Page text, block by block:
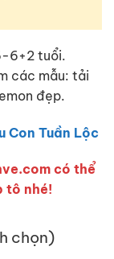
6+2 tuổi.
các mẫu: tải
đẹp.
Con Tuần Lộc
có thể
tô nhé!
chọn)